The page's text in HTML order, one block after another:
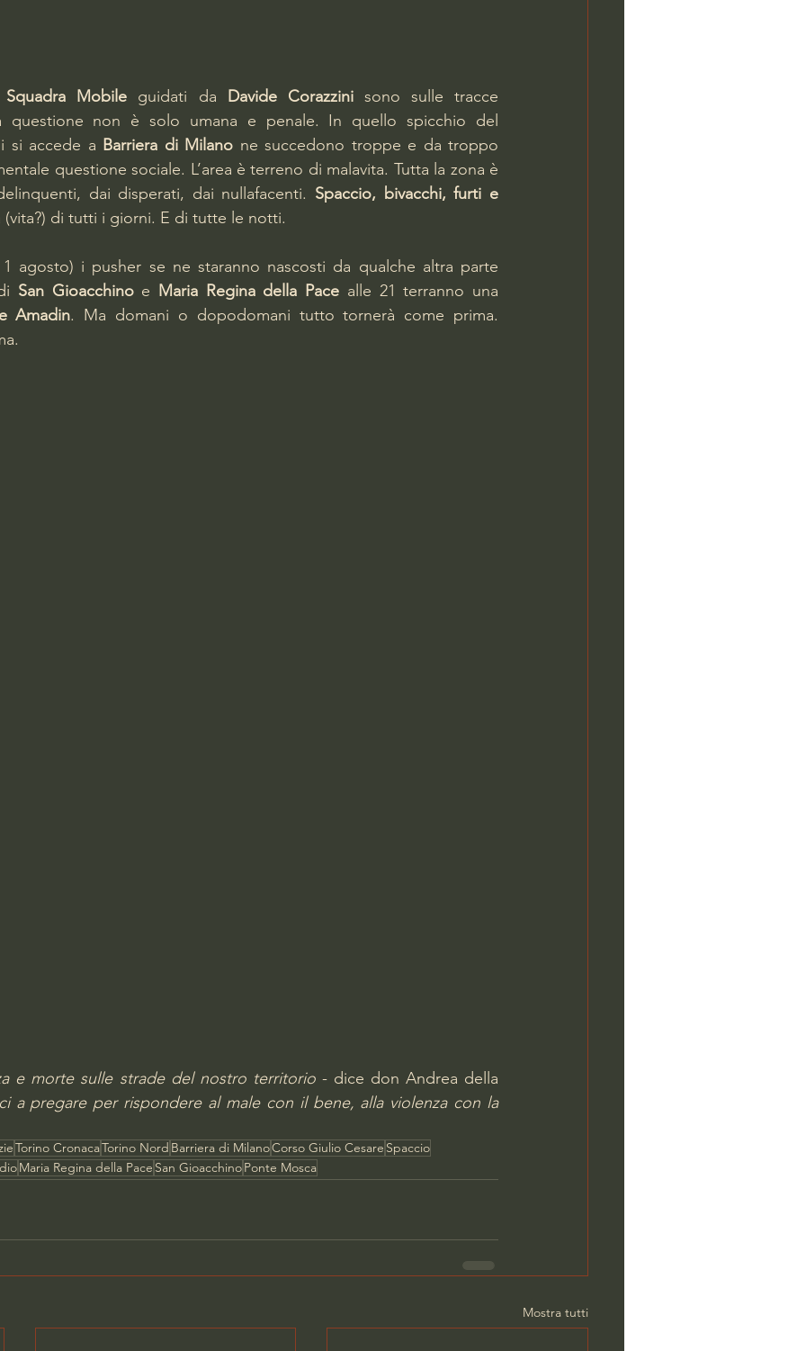
Squadra Mobile guidati da Davide Corazzini sono sulle tracce
questione non è solo umana e penale. In quello spicchio del
si accede a Barriera di Milano ne succedono troppe e da troppo
questione sociale. L’area è terreno di malavita. Tutta la zona è
dai disperati, dai nullafacenti. Spaccio, bivacchi, furti e
(vita?) di tutti i giorni. E di tutte le notti.
1 agosto) i pusher se ne staranno nascosti da qualche altra parte
San Gioacchino e Maria Regina della Pace alle 21 terranno una
Amadin. Ma domani o dopodomani tutto tornerà come prima.
e morte sulle strade del nostro territorio - dice don Andrea della
a pregare per rispondere al male con il bene, alla violenza con la
Torino CronacaTorino Nord Barriera di MilanoCorso Giulio Cesare Spaccio
Maria Regina della Pace San GioacchinoPonte Mosca
Mostra tutti